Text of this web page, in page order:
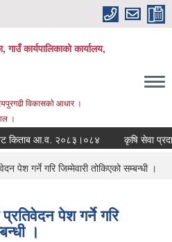
गाउँ कार्यपालिकाको कार्यालय,
विकासकाे आधार ।
।
आ.व. २०८३।०८४ कृषि सेवा
पेश गर्ने गरि जिम्मेवारी तोकिएको सम्बन्धी ।
प्रतिवेदन पेश गर्ने गरि
।